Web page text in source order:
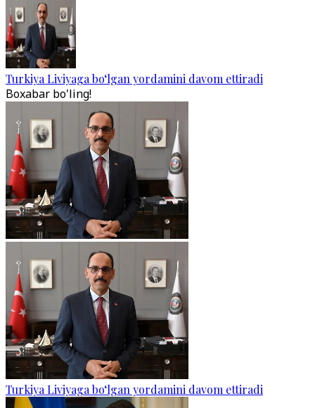
Turkiya Liviyaga bo‘lgan yordamini davom ettiradi
Boxabar bo'ling!
Turkiya Liviyaga bo‘lgan yordamini davom ettiradi